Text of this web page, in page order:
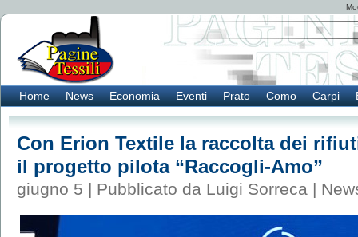
Home News Economia Eventi Prato Como Carpi
Con Erion Textile la raccolta dei
il progetto pilota “Raccogli-Amo”
giugno 5 | Pubblicato da Luigi Sorreca |